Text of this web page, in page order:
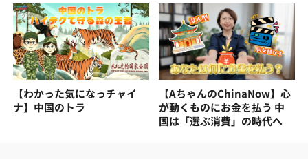
【わかった気になっチャイ
ナ】中国のトラ
【AちゃんのChinaNow】心
が動くものにお金を払う 中
国は「選ぶ消費」の時代へ